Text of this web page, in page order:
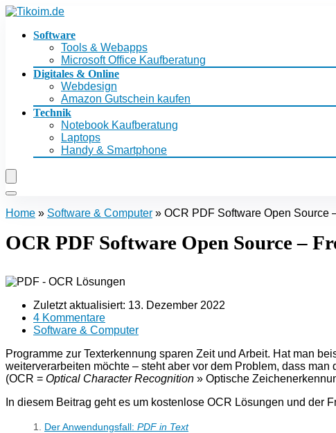
Software
Tools & Webapps
Microsoft Office Kaufberatung
Digitales & Online
Webdesign
Amazon Gutschein kaufen
Technik
Notebook Kaufberatung
Laptops
Handy & Smartphone
Home » Software & Computer » OCR PDF Software Open Source
OCR PDF Software Open Source –
Zuletzt aktualisiert: 13. Dezember 2022
4 Kommentare
Software & Computer
Programme zur Texterkennung sparen Zeit und Arbeit. Hat man
weiterverarbeiten möchte – steht aber vor dem Problem, dass
(OCR = Optical Character Recognition » Optische
In diesem Beitrag geht es um kostenlose OCR Lösungen und
Der Anwendungsfall: PDF in Text